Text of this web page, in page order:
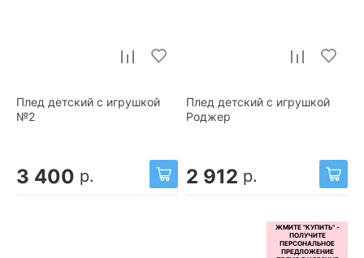
Плед детский с игрушкой
№2
3 400 р.
Плед детский с игрушкой
Роджер
2 912 р.